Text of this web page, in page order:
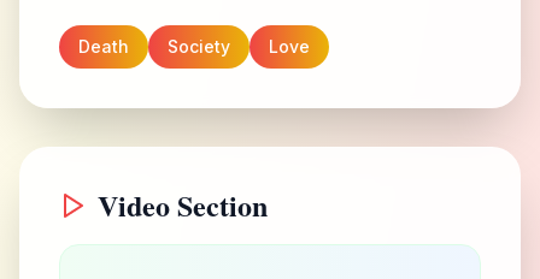
Death Society Love
Video Section